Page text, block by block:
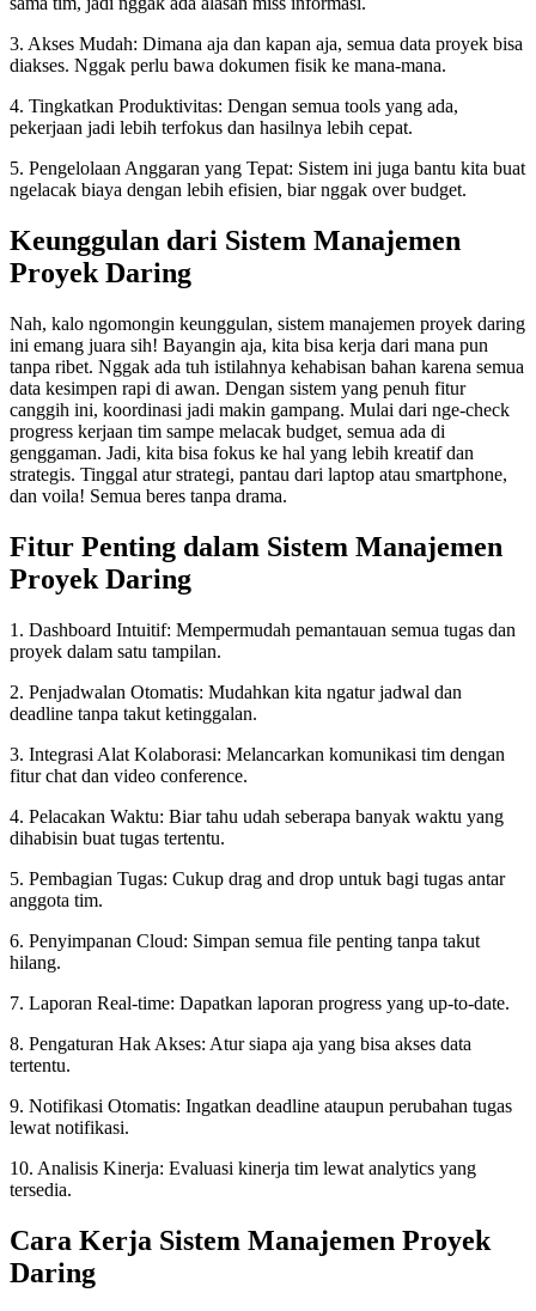
3. Akses Mudah: Dimana aja dan kapan aja, semua data proyek bisa
diakses. Nggak perlu bawa dokumen fisik ke mana-mana.
4. Tingkatkan Produktivitas: Dengan semua tools yang ada,
pekerjaan jadi lebih terfokus dan hasilnya lebih cepat.
5. Pengelolaan Anggaran yang Tepat: Sistem ini juga bantu kita buat
ngelacak biaya dengan lebih efisien, biar nggak over budget.
Keunggulan dari Sistem Manajemen
Proyek Daring
Nah, kalo ngomongin keunggulan, sistem manajemen proyek daring
ini emang juara sih! Bayangin aja, kita bisa kerja dari mana pun
tanpa ribet. Nggak ada tuh istilahnya kehabisan bahan karena semua
data kesimpen rapi di awan. Dengan sistem yang penuh fitur
canggih ini, koordinasi jadi makin gampang. Mulai dari nge-check
progress kerjaan tim sampe melacak budget, semua ada di
genggaman. Jadi, kita bisa fokus ke hal yang lebih kreatif dan
strategis. Tinggal atur strategi, pantau dari laptop atau smartphone,
dan voila! Semua beres tanpa drama.
Fitur Penting dalam Sistem Manajemen
Proyek Daring
1. Dashboard Intuitif: Mempermudah pemantauan semua tugas dan
proyek dalam satu tampilan.
2. Penjadwalan Otomatis: Mudahkan kita ngatur jadwal dan
deadline tanpa takut ketinggalan.
3. Integrasi Alat Kolaborasi: Melancarkan komunikasi tim dengan
fitur chat dan video conference.
4. Pelacakan Waktu: Biar tahu udah seberapa banyak waktu yang
dihabisin buat tugas tertentu.
5. Pembagian Tugas: Cukup drag and drop untuk bagi tugas antar
anggota tim.
6. Penyimpanan Cloud: Simpan semua file penting tanpa takut
hilang.
7. Laporan Real-time: Dapatkan laporan progress yang up-to-date.
8. Pengaturan Hak Akses: Atur siapa aja yang bisa akses data
tertentu.
9. Notifikasi Otomatis: Ingatkan deadline ataupun perubahan tugas
lewat notifikasi.
10. Analisis Kinerja: Evaluasi kinerja tim lewat analytics yang
tersedia.
Cara Kerja Sistem Manajemen Proyek
Daring